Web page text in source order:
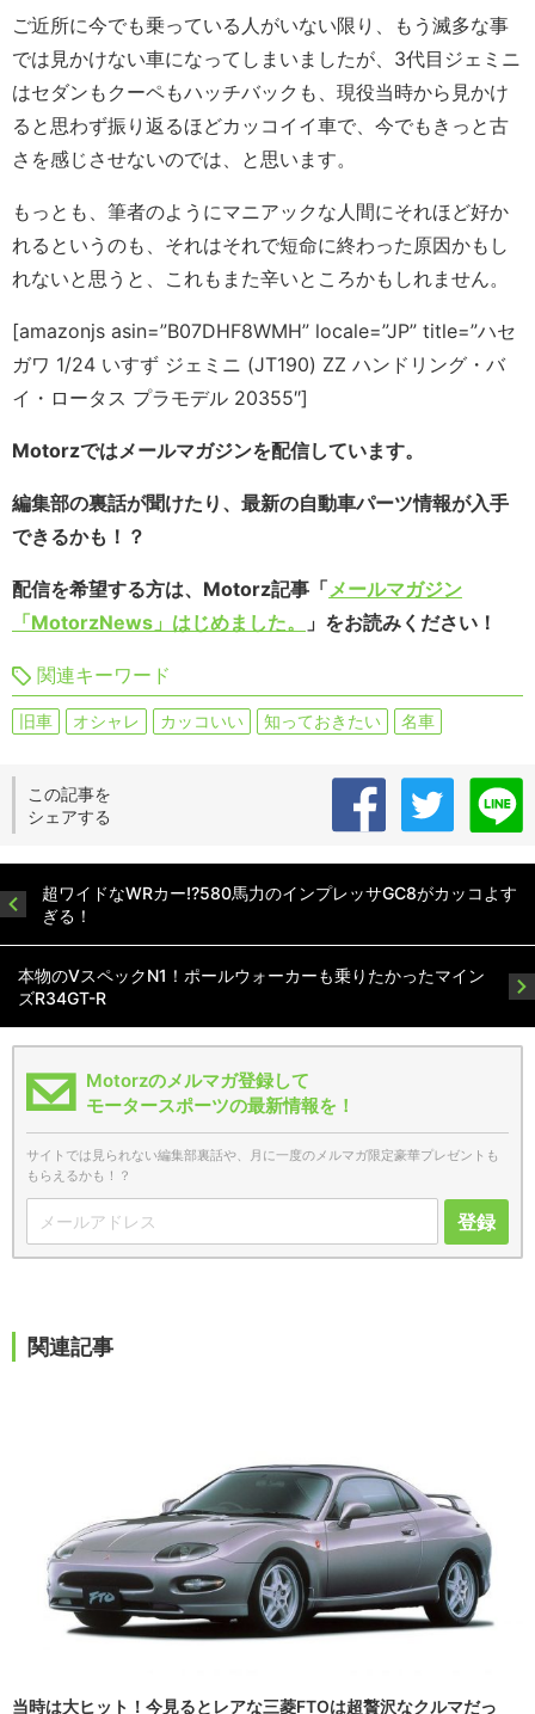
ご近所に今でも乗っている人がいない限り、もう滅多な事
では見かけない車になってしまいましたが、3代目ジェミニ
はセダンもクーペもハッチバックも、現役当時から見かけ
ると思わず振り返るほどカッコイイ車で、今でもきっと古
さを感じさせないのでは、と思います。
もっとも、筆者のようにマニアックな人間にそれほど好か
れるというのも、それはそれで短命に終わった原因かもし
れないと思うと、これもまた辛いところかもしれません。
[amazonjs asin=”B07DHF8WMH” locale=”JP” title=”ハセ
ガワ 1/24 いすず ジェミニ (JT190) ZZ ハンドリング・バ
イ・ロータス プラモデル 20355″]
Motorzではメールマガジンを配信しています。
編集部の裏話が聞けたり、最新の自動車パーツ情報が入手
できるかも！？
配信を希望する方は、Motorz記事「メールマガジン
「MotorzNews」はじめました。
」をお読みください！
関連キーワード
旧車 オシャレ カッコいい 知っておきたい 名車
この記事を
シェアする
超ワイドなWRカー!?580馬力のインプレッサGC8がカッコよす
ぎる！
本物のVスペックN1！ポールウォーカーも乗りたかったマイン
ズR34GT-R
Motorzのメルマガ登録して
モータースポーツの最新情報を！
サイトでは見られない編集部裏話や、月に一度のメルマガ限定豪華プレゼントも
もらえるかも！？
登録
関連記事
当時は大ヒット！今見るとレアな三菱FTOは超贅沢なクルマだっ